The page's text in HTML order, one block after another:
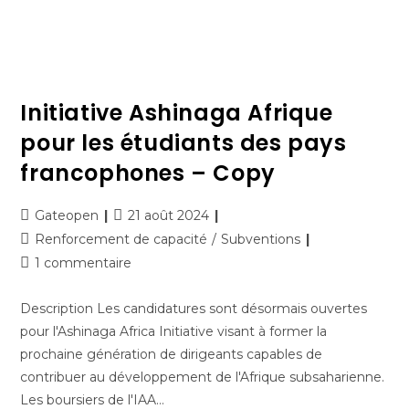
Initiative Ashinaga Afrique
pour les étudiants des pays
francophones – Copy
Gateopen
21 août 2024
Renforcement de capacité / Subventions
1 commentaire
Description Les candidatures sont désormais ouvertes
pour l'Ashinaga Africa Initiative visant à former la
prochaine génération de dirigeants capables de
contribuer au développement de l'Afrique subsaharienne.
Les boursiers de l'IAA…